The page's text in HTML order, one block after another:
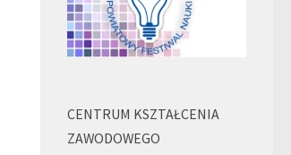
CENTRUM KSZTAŁCENIA
ZAWODOWEGO